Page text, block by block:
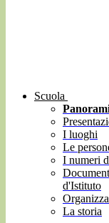
Scuola
I luoghi
Le
I numeri
d'Istituto
La storia